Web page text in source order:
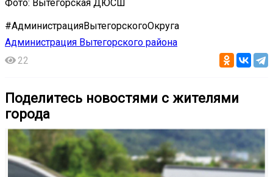
Фото: Вытегорская ДЮСШ
#АдминистрацияВытегорскогоОкруга
Администрация Вытегорского района
22
Поделитесь новостями с жителями
города